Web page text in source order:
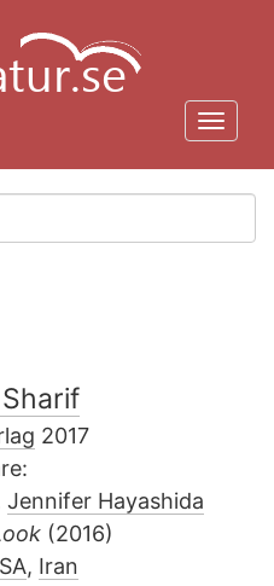
2017
Jennifer Hayashida
(2016)
, Iran